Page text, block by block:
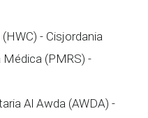
- Cisjordania
Médica (PMRS) -
Al Awda (AWDA) -